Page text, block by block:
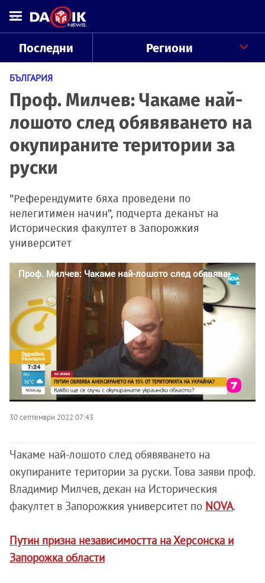
Последни Региони
БЪЛГАРИЯ
Проф. Милчев: Чакаме най-
лошото след обявяването на
окупираните територии за
руски
"Референдумите бяха проведени по
нелегитимен начин", подчерта деканът на
Историческия факултет в Запорожкия
университет
30 септември 2022 07:43
Чакаме най-лошото след обявяването на
окупираните територии за руски. Това заяви проф.
Владимир Милчев, декан на Историческия
факултет в Запорожкия университет по NOVA.
Путин призна независимостта на Херсонска и
Запорожка области